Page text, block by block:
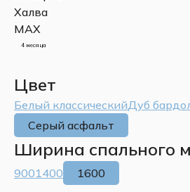
4 месяца
Цвет
Белый классическийДуб
Серый асфальт
Ширина спального
9001400 1600